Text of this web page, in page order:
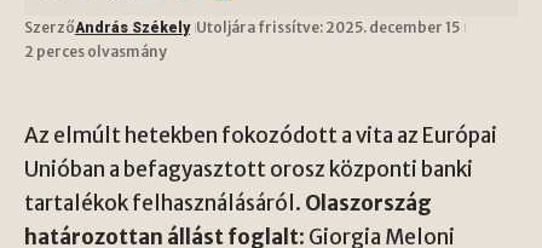
SzerzőAndrás Székely Utoljára frissítve: 2025. december 15
2 perces olvasmány
Az elmúlt hetekben fokozódott a vita az Európai
Unióban a befagyasztott orosz központi banki
tartalékok felhasználásáról. Olaszország
határozottan állást foglalt: Giorgia Meloni